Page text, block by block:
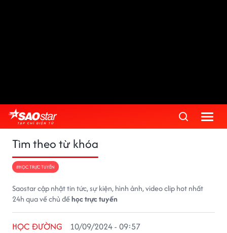
Tìm theo từ khóa
#HỌC TRỰC TUYẾN
Saostar cập nhật tin tức, sự kiện, hình ảnh, video clip hot nhất
24h qua về chủ đềhọc trực tuyến
HỌC ĐƯỜNG 10/09/2024 - 09:57